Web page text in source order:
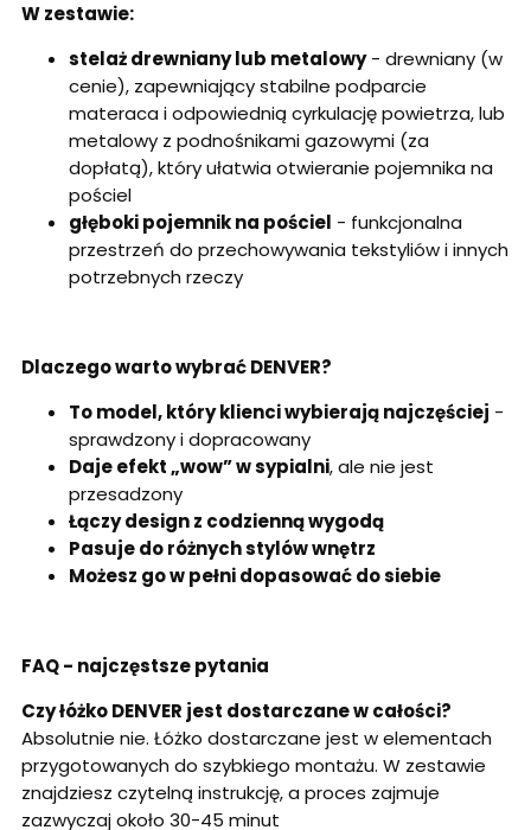
W zestawie:
stelaż drewniany lub metalowy- drewniany (w
cenie), zapewniający stabilne podparcie
materaca i odpowiednią cyrkulację powietrza, lub
metalowy z podnośnikami gazowymi (za
dopłatą), który ułatwia otwieranie pojemnika na
pościel
głęboki pojemnik na pościel - funkcjonalna
przestrzeń do przechowywania tekstyliów i innych
potrzebnych rzeczy
Dlaczego warto wybrać DENVER?
To model, który klienci wybierają najczęściej -
sprawdzony i dopracowany
Daje efekt „wow” w sypialni, ale nie jest
przesadzony
Łączy design z codzienną wygodą
Pasuje do różnych stylów wnętrz
Możesz go w pełni dopasować do siebie
FAQ - najczęstsze pytania
Czy łóżko DENVER jest dostarczane w całości?
Absolutnie nie. Łóżko dostarczane jest w elementach
przygotowanych do szybkiego montażu. W zestawie
znajdziesz czytelną instrukcję, a proces zajmuje
zazwyczaj około 30-45 minut